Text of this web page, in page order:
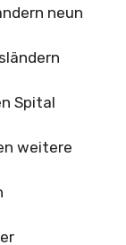
neun
Spital
weitere